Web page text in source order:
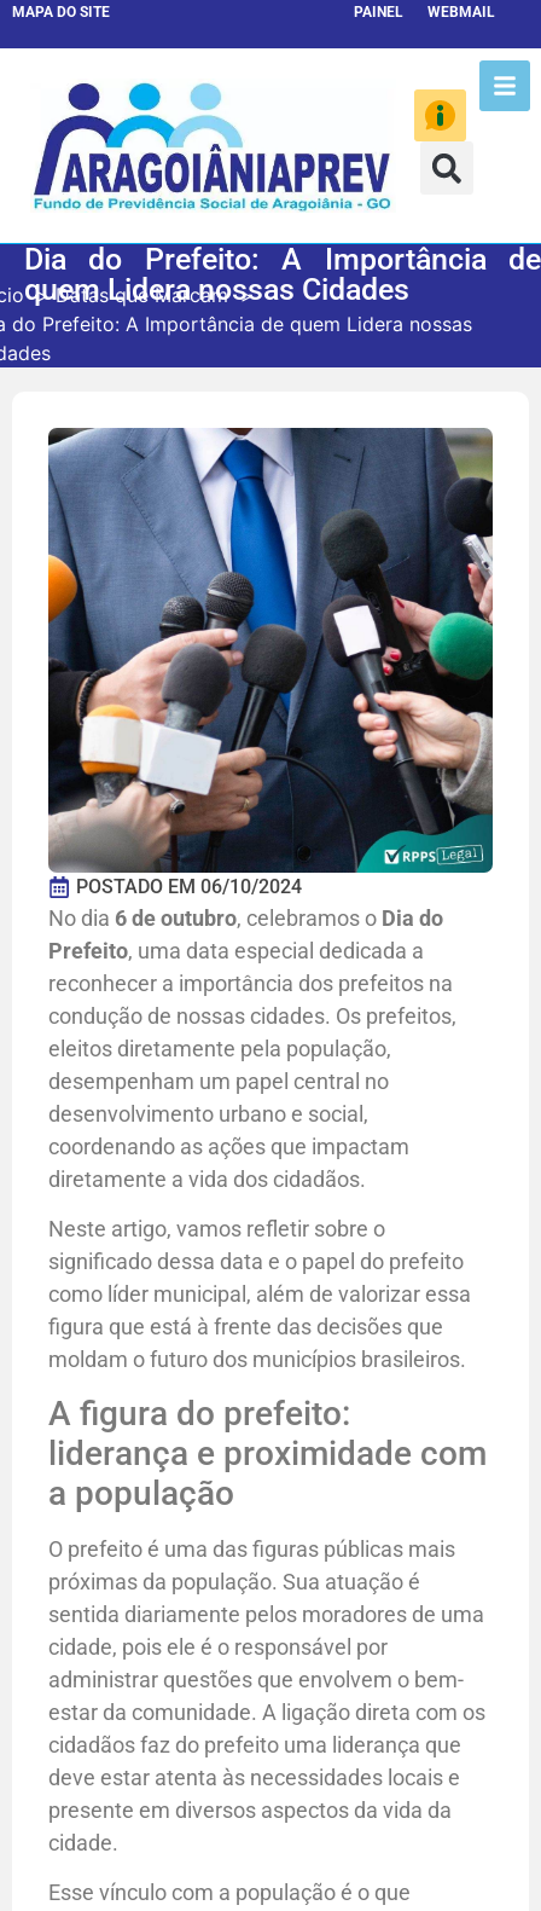
MAPA DO SITE PAINEL WEBMAIL
Dia do Prefeito: A Importância de
quem Lidera nossas Cidades
Datas que Marcam
do Prefeito: A Importância de quem Lidera nossas
POSTADO EM 06/10/2024
No dia 6 de outubro, celebramos o Dia do
Prefeito, uma data especial dedicada a
reconhecer a importância dos prefeitos na
condução de nossas cidades. Os prefeitos,
eleitos diretamente pela população,
desempenham um papel central no
desenvolvimento urbano e social,
coordenando as ações que impactam
diretamente a vida dos cidadãos.
Neste artigo, vamos refletir sobre o
significado dessa data e o papel do prefeito
como líder municipal, além de valorizar essa
figura que está à frente das decisões que
moldam o futuro dos municípios brasileiros.
A figura do prefeito:
liderança e proximidade com
a população
O prefeito é uma das figuras públicas mais
próximas da população. Sua atuação é
sentida diariamente pelos moradores de uma
cidade, pois ele é o responsável por
administrar questões que envolvem o bem-
estar da comunidade. A ligação direta com os
cidadãos faz do prefeito uma liderança que
deve estar atenta às necessidades locais e
presente em diversos aspectos da vida da
cidade.
Esse vínculo com a população é o que